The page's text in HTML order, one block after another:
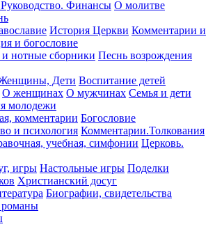
Финансы О молитве
История Церкви Комментарии и
и богословие
нотные сборники Песнь возрождения
Дети Воспитание детей
О женщинах О мужчинах Семья и дети
молодежи
комментарии Богословие
и психология Комментарии.Толкования
учебная, симфонии Церковь.
игры Настольные игры Поделки
Христианский досуг
Биографии, свидетельства
романы